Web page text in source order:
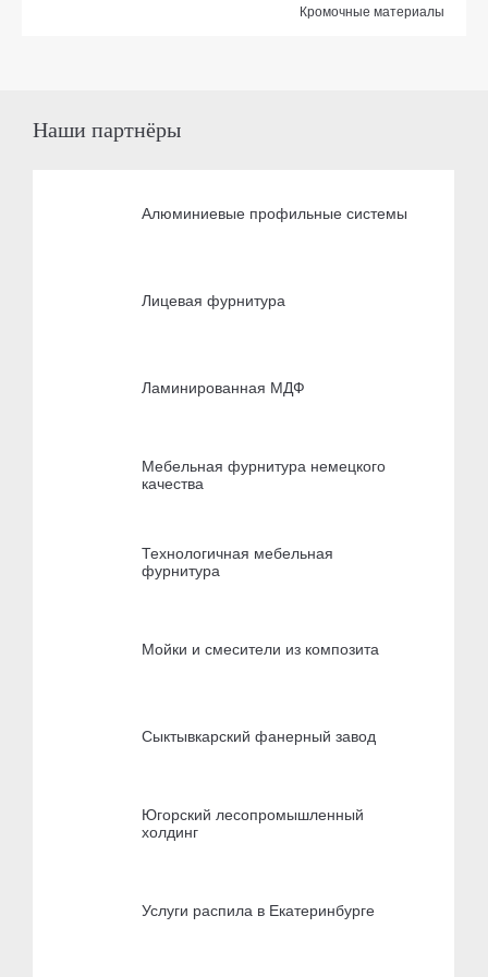
Кромочные материалы
Наши партнёры
Алюминиевые профильные системы
Лицевая фурнитура
Ламинированная МДФ
Мебельная фурнитура немецкого
качества
Технологичная мебельная
фурнитура
Мойки и смесители из композита
Сыктывкарский фанерный завод
Югорский лесопромышленный
холдинг
Услуги распила в Екатеринбурге